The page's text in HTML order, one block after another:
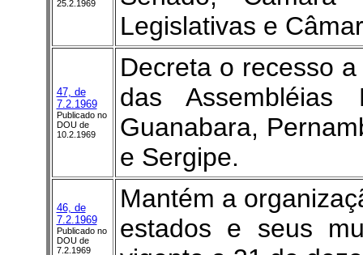
25.2.1969
Legislativas e
47, de
7.2.1969
Publicado no
DOU de
10.2.1969
Decreta o recesso
das Assembléias
Guanabara,
e Sergipe.
46, de
7.2.1969
Publicado no
DOU de
7.2.1969
Mantém a
estados e seus